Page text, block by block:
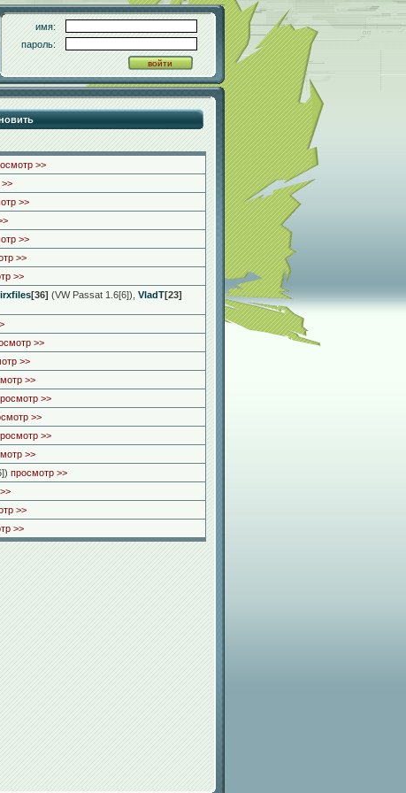
имя:
пароль:
>>
>>
>>
>>
>>
[36] (VW Passat 1.6[6]) VladT[23]
>>
>>
>>
>>
>>
>>
>>
просмотр >>
>>
>>